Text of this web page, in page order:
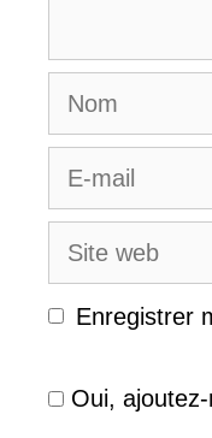
Nom
E-
mail
Site
web
Enregistrer
Oui,